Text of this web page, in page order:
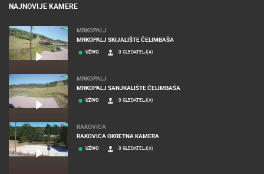
NAJNOVIJE KAMERE
MRKOPALJ
MRKOPALJ SKIJALIŠTE ČELIMBAŠA
UŽIVO 0 GLEDATELJ(A)
MRKOPALJ
MRKOPALJ SANJKALIŠTE ČELIMBAŠA
UŽIVO 0 GLEDATELJ(A)
RAKOVICA
RAKOVICA OKRETNA KAMERA
UŽIVO 0 GLEDATELJ(A)